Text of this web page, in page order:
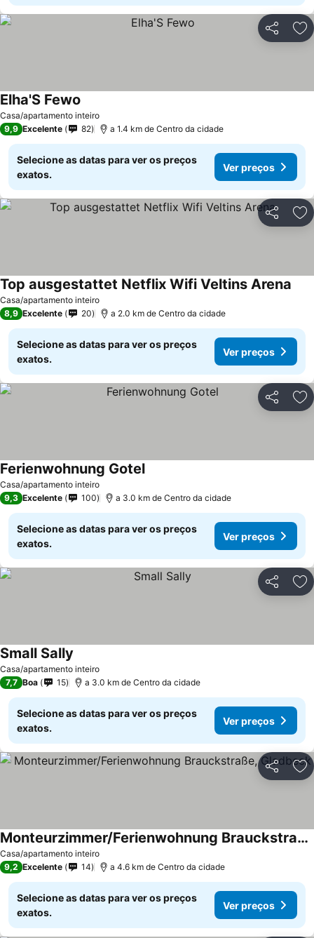
Partilhar
Casa/apartamento inteiro
Elha'S Fewo
9,9 Excelente 82 a 1.4 km de Centro da cidade
Selecione as datas para ver os preços
exatos.
Ver preços
Partilhar
Casa/apartamento inteiro
Top ausgestattet Netflix Wifi Veltins Arena
8,9 Excelente 20 a 2.0 km de Centro da cidade
Selecione as datas para ver os preços
exatos.
Ver preços
Partilhar
Casa/apartamento inteiro
Ferienwohnung Gotel
9,3 Excelente 100 a 3.0 km de Centro da cidade
Selecione as datas para ver os preços
exatos.
Ver preços
Partilhar
Casa/apartamento inteiro
Small Sally
7,7 Boa 15 a 3.0 km de Centro da cidade
Selecione as datas para ver os preços
exatos.
Ver preços
Partilhar
Casa/apartamento inteiro
Monteurzimmer/Ferienwohnung Brauckstraße, Gladbeck
9,2 Excelente 14 a 4.6 km de Centro da cidade
Selecione as datas para ver os preços
exatos.
Ver preços